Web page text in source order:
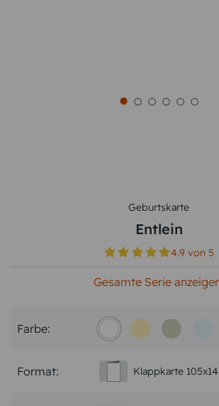
Geburtskarte
Entlein
4.9 von5
Gesamte Serie
Farbe:
Format: Klappkarte